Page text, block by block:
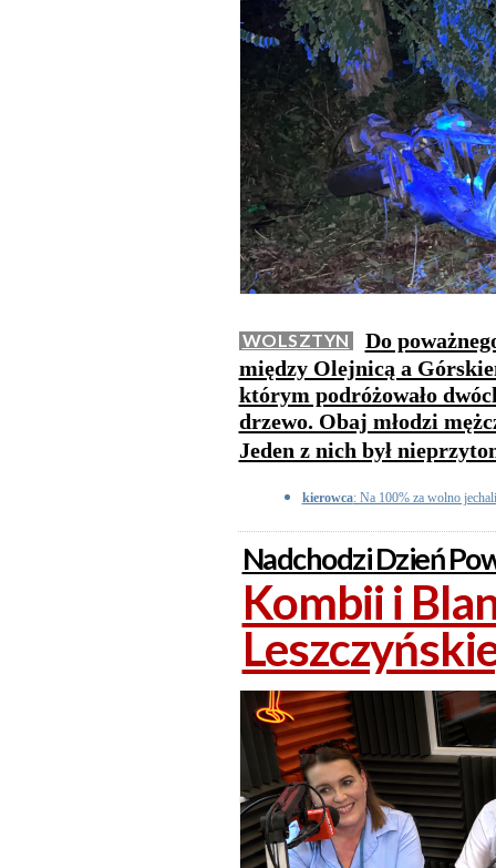
WOLSZTYN
Do
między Olejnicą a
którym podróżowało
drzewo. Obaj młodzi
Jeden z nich był
kierowca: Na 100% za wolno
Nadchodzi Dzień
Kombii i